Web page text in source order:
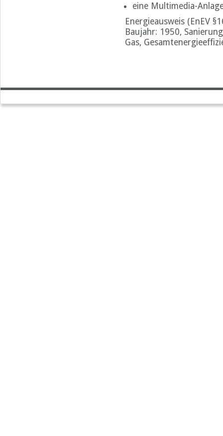
eine Multimedia-
Energieausweis (EnEV
Baujahr: 1950,
Gas,